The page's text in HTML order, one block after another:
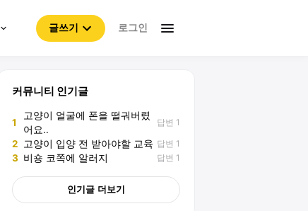
글쓰기 로그인
커뮤니티 인기글
1
고양이 얼굴에 폰을 떨궈버렸
어요..
답변 1
2 고양이 입양 전 받아야할 교육 답변 1
3 비숑 코쪽에 알러지 답변 1
인기글 더보기